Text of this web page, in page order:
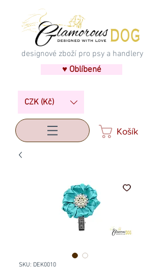
designové zboží pro psy a handlery
♥ Oblíbené
CZK (Kč)
Košík
SKU: DEK0010